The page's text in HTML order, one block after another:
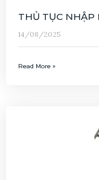
THỦ TỤC NHẬP
14/08/2025
Read More »